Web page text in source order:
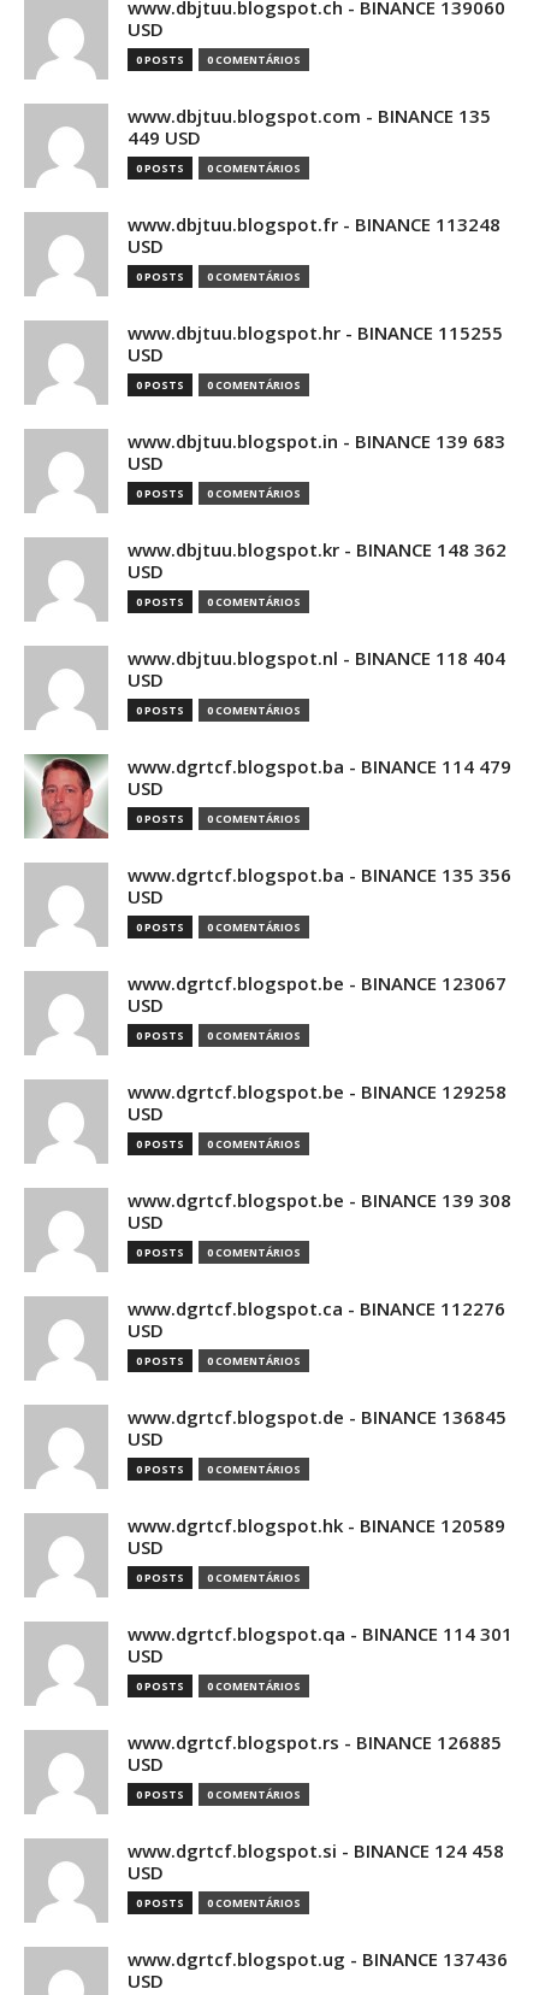
www.dbjtuu.blogspot.ch - BINANCE 139060
USD
0 POSTS 0 COMENTÁRIOS
www.dbjtuu.blogspot.com - BINANCE 135
449 USD
0 POSTS 0 COMENTÁRIOS
www.dbjtuu.blogspot.fr - BINANCE 113248
USD
0 POSTS 0 COMENTÁRIOS
www.dbjtuu.blogspot.hr - BINANCE 115255
USD
0 POSTS 0 COMENTÁRIOS
www.dbjtuu.blogspot.in - BINANCE 139 683
USD
0 POSTS 0 COMENTÁRIOS
www.dbjtuu.blogspot.kr - BINANCE 148 362
USD
0 POSTS 0 COMENTÁRIOS
www.dbjtuu.blogspot.nl - BINANCE 118 404
USD
0 POSTS 0 COMENTÁRIOS
www.dgrtcf.blogspot.ba - BINANCE 114 479
USD
0 POSTS 0 COMENTÁRIOS
www.dgrtcf.blogspot.ba - BINANCE 135 356
USD
0 POSTS 0 COMENTÁRIOS
www.dgrtcf.blogspot.be - BINANCE 123067
USD
0 POSTS 0 COMENTÁRIOS
www.dgrtcf.blogspot.be - BINANCE 129258
USD
0 POSTS 0 COMENTÁRIOS
www.dgrtcf.blogspot.be - BINANCE 139 308
USD
0 POSTS 0 COMENTÁRIOS
www.dgrtcf.blogspot.ca - BINANCE 112276
USD
0 POSTS 0 COMENTÁRIOS
www.dgrtcf.blogspot.de - BINANCE 136845
USD
0 POSTS 0 COMENTÁRIOS
www.dgrtcf.blogspot.hk - BINANCE 120589
USD
0 POSTS 0 COMENTÁRIOS
www.dgrtcf.blogspot.qa - BINANCE 114 301
USD
0 POSTS 0 COMENTÁRIOS
www.dgrtcf.blogspot.rs - BINANCE 126885
USD
0 POSTS 0 COMENTÁRIOS
www.dgrtcf.blogspot.si - BINANCE 124 458
USD
0 POSTS 0 COMENTÁRIOS
www.dgrtcf.blogspot.ug - BINANCE 137436
USD